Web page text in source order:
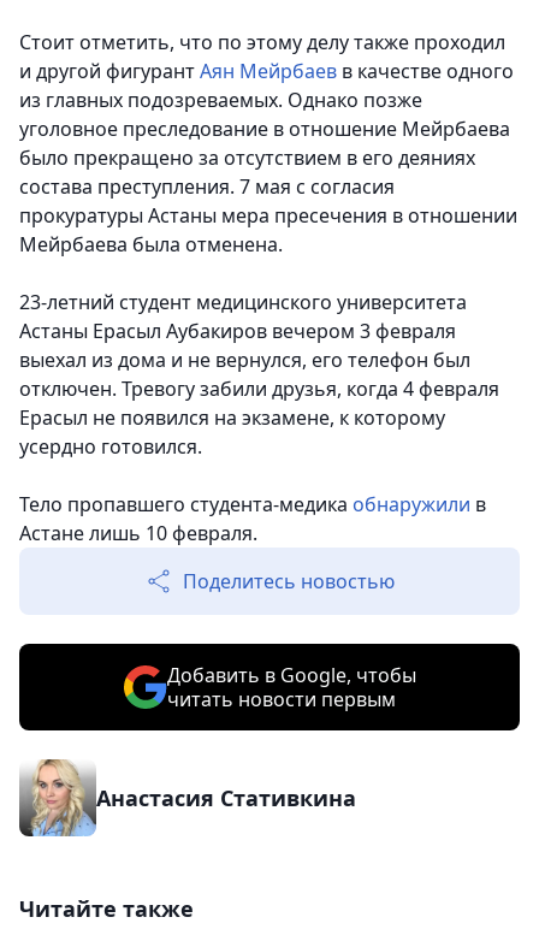
Стоит отметить, что по этому делу также проходил
и другой фигурантАян Мейрбаев в качестве одного
из главных подозреваемых. Однако позже
уголовное преследование в отношение Мейрбаева
было прекращено за отсутствием в его деяниях
состава преступления. 7 мая с согласия
прокуратуры Астаны мера пресечения в отношении
Мейрбаева была отменена.
23-летний студент медицинского университета
Астаны Ерасыл Аубакиров вечером 3 февраля
выехал из дома и не вернулся, его телефон был
отключен. Тревогу забили друзья, когда 4 февраля
Ерасыл не появился на экзамене, к которому
усердно готовился.
Тело пропавшего студента-медика обнаружили в
Астане лишь 10 февраля.
Поделитесь новостью
Добавить в Google, чтобы
читать новости первым
Анастасия Стативкина
Читайте также